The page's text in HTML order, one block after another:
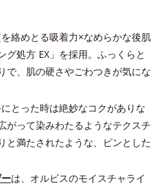
絡めとる吸着力×なめらかな後肌
グ処方 EX」を採用。ふっくらと
で、肌の硬さやごわつきが気にな
とった時は絶妙なコクがありな
がって染みわたるようなテクスチ
と満たされたような、ピンとした
は、オルビスのモイスチャライ